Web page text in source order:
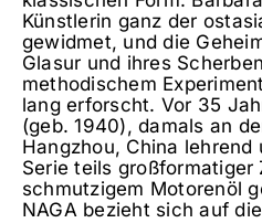
Künstlerin ganz der
gewidmet, und die
Glasur und ihres
methodischem
lang erforscht. Vor 35
(geb. 1940), damals an
Hangzhou, China lehrend
Serie teils
schmutzigem Motorenöl
NAGA bezieht sich auf